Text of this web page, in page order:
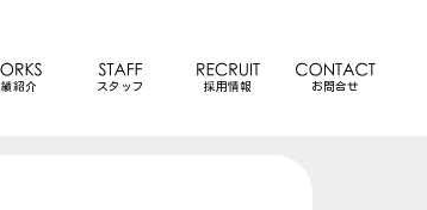
紹介 スタッフ 採用情報 お問合せ